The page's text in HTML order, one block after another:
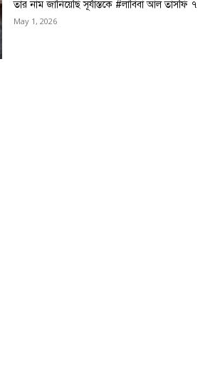
তার নাম জানিয়েছি সূর্যাস্তকে #লাবিবা আল তাসফি ৭
May 1, 2026